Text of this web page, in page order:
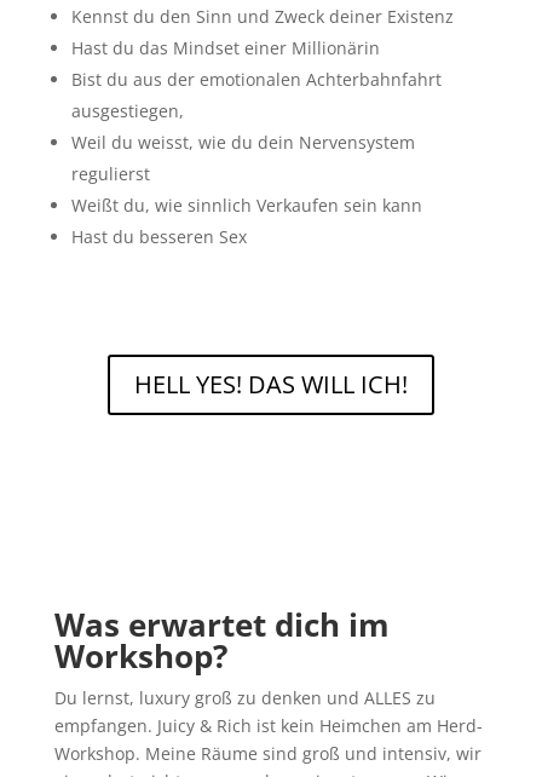
Kennst du den Sinn und Zweck deiner Existenz
Hast du das Mindset einer Millionärin
Bist du aus der emotionalen Achterbahnfahrt
ausgestiegen,
Weil du weisst, wie du dein Nervensystem
regulierst
Weißt du, wie sinnlich Verkaufen sein kann
Hast du besseren Sex
HELL YES! DAS WILL ICH!
Was erwartet dich im
Workshop?
Du lernst, luxury groß zu denken und ALLES zu
empfangen. Juicy & Rich ist kein Heimchen am Herd-
Workshop. Meine Räume sind groß und intensiv, wir